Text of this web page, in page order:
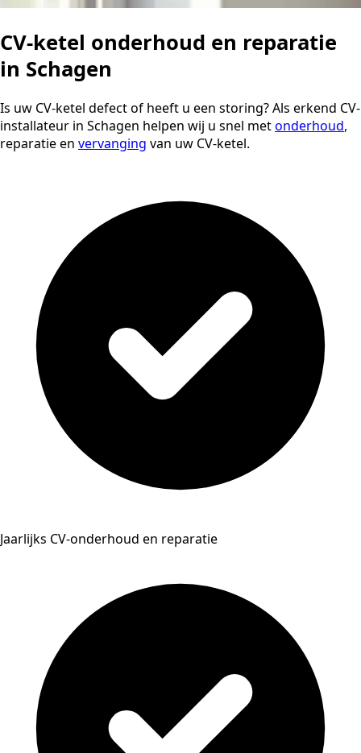
CV-ketel onderhoud en reparatie
in Schagen
Is uw CV-ketel defect of heeft u een storing? Als erkend CV-
installateur in Schagen helpen wij u snel metonderhoud,
reparatie en vervanging van uw CV-ketel.
Jaarlijks CV-onderhoud en reparatie